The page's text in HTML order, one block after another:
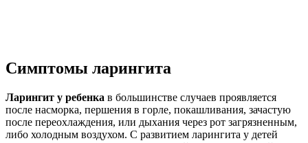
Симптомы ларингита
Ларингит у ребенка в большинстве случаев проявляется
после насморка, першения в горле, покашливания, зачастую
после переохлаждения, или дыхания через рот загрязненным,
либо холодным воздухом. С развитием ларингита у детей